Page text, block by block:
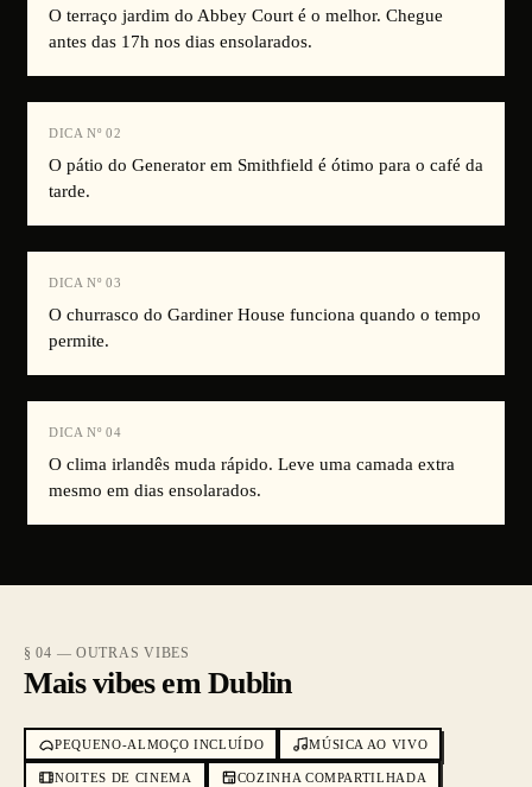
O terraço jardim do Abbey Court é o melhor. Chegue
antes das 17h nos dias ensolarados.
DICA Nº 02
O pátio do Generator em Smithfield é ótimo para o café da
tarde.
DICA Nº 03
O churrasco do Gardiner House funciona quando o tempo
permite.
DICA Nº 04
O clima irlandês muda rápido. Leve uma camada extra
mesmo em dias ensolarados.
§ 04 — OUTRAS VIBES
Mais vibes em Dublin
PEQUENO-ALMOÇO INCLUÍDO MÚSICA AO VIVO
NOITES DE CINEMA COZINHA COMPARTILHADA